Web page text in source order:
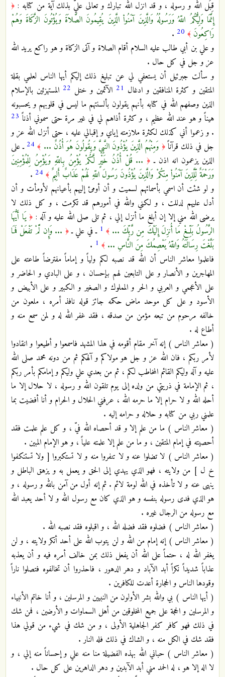
قِبَل الله و رسوله ، و قد انزل الله تبارك و تعالى عليّ بذلك آية من كتابه : ﴿
إِنَّمَا وَلِيُّكُمُ اللّهُ وَرَسُولُهُ وَالَّذِينَ آمَنُواْ الَّذِينَ يُقِيمُونَ الصَّلاَةَ وَيُؤْتُونَ الزَّكَاةَ وَهُمْ
رَاكِعُونَ ﴾ 20
.
و علي بن أبي طالب عليه السلام أقام الصلاة و آتى الزكاة و هو راكع يريد الله
عز و جل في كل حال .
و سألت جبرئيل أن يستعفي لي عن تبليغ ذلك إليكم أيها الناس لعلمي بقلة
المتقين و كثرة المنافقين و ادغال 21 الآثمين و ختل 22 المستهزئين بالإسلام
الذين وصفهم الله في كتابه بأنهم يقولون بألسنتهم ما ليس في قلوبهم و يحسبونه
هيناً و هو عند الله عظيم ، و كثرة أذاهم لي في غير مرة حتى سموني أذناً 23
. و زعموا أني كذلك لكثرة ملازمته إياي و إقبالي عليه ، حتى أنزل الله عز و
جل في ذلك قرآناً﴿ وَمِنْهُمُ الَّذِينَ يُؤْذُونَ النَّبِيَّ وَيِقُولُونَ هُوَ أُذُنٌ ... ﴾ 24 ـ على
الذين يزعمون انه اذن ـ ﴿ ... قُلْ أُذُنُ خَيْرٍ لَّكُمْ يُؤْمِنُ بِاللّهِ وَيُؤْمِنُ لِلْمُؤْمِنِينَ
وَرَحْمَةٌ لِّلَّذِينَ آمَنُواْ مِنكُمْ وَالَّذِينَ يُؤْذُونَ رَسُولَ اللّهِ لَهُمْ عَذَابٌ أَلِيمٌ ﴾ 24
.
و لو شئت أن اسمي بأسمائهم لسميت و أن أومئ إليهم بأعيانهم لأومأت و أن
أدل عليهم لدللت ، و لكني والله في أمورهم قد تكرمت ، و كل ذلك لا
يرضى الله مني إلا إن أبلغ ما أنزل إلي ، ثم تلى صلى الله عليه و آله : ﴿ يَا أَيُّهَا
الرَّسُولُ بَلِّغْ مَا أُنزِلَ إِلَيْكَ مِن رَّبِّكَ ... ﴾ 1 ـ في علي ـ﴿ ... وَإِن لَّمْ تَفْعَلْ فَمَا
بَلَّغْتَ رِسَالَتَهُ وَاللّهُ يَعْصِمُكَ مِنَ النَّاسِ ... ﴾ 1
.
فاعلموا معاشر الناس أن الله قد نصبه لكم ولياً و إماماً مفترضاً طاعته على
المهاجرين و الأنصار و على التابعين لهم بإحسان ، و على البادي و الحاضر و
على الأعجمي و العربي و الحر و المملوك و الصغير و الكبير و على الأبيض و
الأسود و على كل موحد ماض حكمه جائز قوله نافذ أمره ، ملعون من
خالفه مرحوم من تبعه مؤمن من صدقه ، فقد غفر الله له و لمن سمع منه و
أطاع له .
( معاشر الناس ) إنه آخر مقام أقومه في هذا المشهد فاسمعوا و أطيعوا و انقادوا
لأمر ربكم ، فان الله عز و جل هو مولاكم و آلهكم ثم من دونه محمد صلى الله
عليه و آله وليكم القائم المخاطب لكم ، ثم من بعدي علي وليكم و إمامكم بأمر ربكم
، ثم الإمامة في ذريتي من ولده إلى يوم تلقون الله و رسوله ، لا حلال إلا ما
أحله الله و لا حرام إلا ما حرمه الله ، عرفني الحلال و الحرام و أنا أفضيت بما
علمني ربي من كتابه و حلاله و حرامه إليه .
( معاشر الناس ) ما من علم إلا و قد أحصاه الله فيّ ، و كل علم علمت فقد
أحصيته في إمام المتقين ، و ما من علم إلا علمته علياً ، و هو الإمام المبين .
( معاشر الناس ) لا تضلوا عنه و لا تنفروا منه و لا تستكبروا [ ولا تستنكفوا
خ ل ] من ولايته ، فهو الذي يهدي إلى الحق و يعمل به و يزهق الباطل و
ينهى عنه و لا تأخذه في الله لومة لائم . ثم إنه أول من آمن بالله و رسوله ، و
هو الذي فدى رسوله بنفسه و هو الذي كان مع رسول الله و لا أحد يعبد الله
مع رسوله من الرجال غيره .
( معاشر الناس ) فضلوه فقد فضله الله ، و اقبلوه فقد نصبه الله .
( معاشر الناس ) إنه إمام من الله و لن يتوب الله على أحد أنكر ولايته ، و لن
يغفر الله له ، حتماً على الله أن يفعل ذلك بمن خالف أمره فيه و أن يعذبه
عذاباً شديداً نكراً أبد الآباد و دهر الدهور ، فاحذروا أن تخالفوه فتصلوا ناراً
وقودها الناس و الحجارة أعدت للكافرين .
( أيها الناس ) بي والله بشر الأولون من النبيين و المرسلين ، و أنا خاتم الأنبياء
و المرسلين و الحجة على جميع المخلوقين من أهل السماوات و الأرضين ، فمن شك
في ذلك فهو كافر كفر الجاهلية الأولى ، و من شك في شيء من قولي هذا
فقد شك في الكل منه ، و الشاك في ذلك فله النار .
( معاشر الناس ) حباني الله بهذه الفضيلة منا منه علي و إحساناً منه إلي ، و
لا اله إلا هو ، له الحمد مني أبد الآبدين و دهر الداهرين على كل حال .